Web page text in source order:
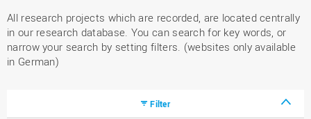
All research projects which are recorded, are located centrally
in our research database. You can search for key words, or
narrow your search by setting filters. (websites only available
in German)
Filter